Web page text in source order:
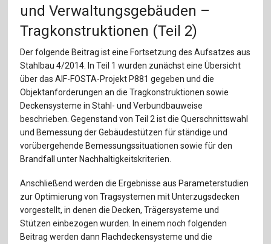
Werben
Service
Für Autor:innen
Verlag
Sprache / Language: DE Sprache / Language: EN
und Verwaltungsgebäuden –
Tragkonstruktionen (Teil 2)
Der folgende Beitrag ist eine Fortsetzung des Aufsatzes aus
Stahlbau 4/2014. In Teil 1 wurden zunächst eine Übersicht
über das AIF-FOSTA-Projekt P881 gegeben und die
Objektanforderungen an die Tragkonstruktionen sowie
Deckensysteme in Stahl- und Verbundbauweise
beschrieben. Gegenstand von Teil 2 ist die Querschnittswahl
und Bemessung der Gebäudestützen für ständige und
vorübergehende Bemessungssituationen sowie für den
Brandfall unter Nachhaltigkeitskriterien.
Anschließend werden die Ergebnisse aus Parameterstudien
zur Optimierung von Tragsystemen mit Unterzugsdecken
vorgestellt, in denen die Decken, Trägersysteme und
Stützen einbezogen wurden. In einem noch folgenden
Beitrag werden dann Flachdeckensysteme und die